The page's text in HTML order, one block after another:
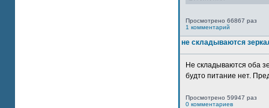
Просмотрено 66867 раз
1 комментарий
не складываются
Не складываются оба
будто питание нет.
Просмотрено 59947 раз
0 комментариев